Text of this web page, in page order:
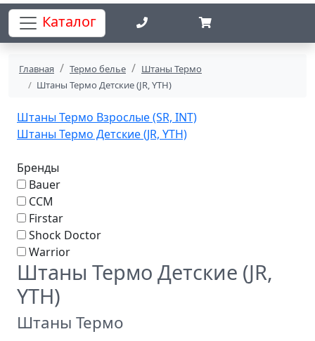
Каталог
Главная Термо белье
Штаны Термо
Штаны Термо Детские (JR, YTH)
Штаны Термо Взрослые (SR, INT)
Штаны Термо Детские (JR, YTH)
Бренды
Bauer
CCM
Firstar
Shock Doctor
Warrior
Штаны Термо Детские (JR,
YTH)
Штаны Термо